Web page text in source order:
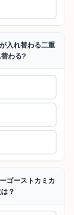
入れ替わる二重
わる?
ゴーストカミカ
？